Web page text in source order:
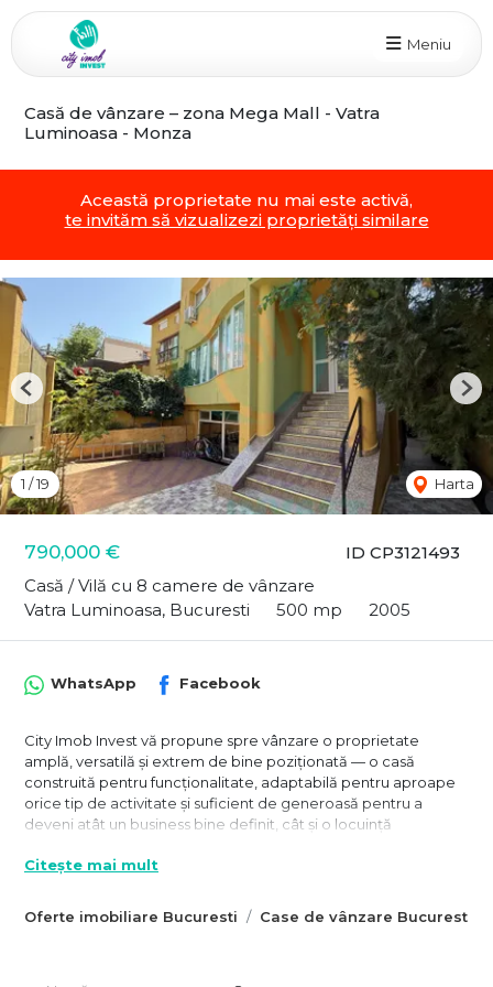
Meniu
Casă de vânzare – zona Mega Mall - Vatra
Luminoasa - Monza
Această proprietate nu mai este activă,
te invităm să vizualizezi proprietăți similare
ID CP3121493
790,000 €
Casă / Vilă cu 8 camere de vânzare
Vatra Luminoasa, Bucuresti
500 mp 2005
1 /19 Harta
Previous
Oferte imobiliare Bucuresti Case de vânzare Bucuresti
WhatsApp Facebook
City Imob Invest vă propune spre vânzare o proprietate
amplă, versatilă și extrem de bine poziționată — o casă
construită pentru funcționalitate, adaptabilă pentru aproape
orice tip de activitate și suficient de generoasă pentru a
deveni atât un business bine definit, cât și o locuință
și în proximitatea Spitalului Monza, proprietatea beneficiază
Citește mai mult